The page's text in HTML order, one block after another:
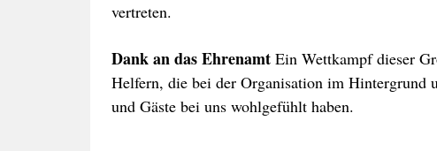
vertreten.
Dank an das Ehrenamt Ein Wettkampf dieser
Helfern, die bei der Organisation im Hintergrund
und Gäste bei uns wohlgefühlt haben.